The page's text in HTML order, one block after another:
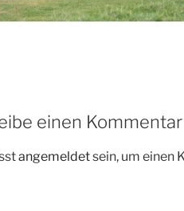
einen Kommentar
angemeldetsein, um einen